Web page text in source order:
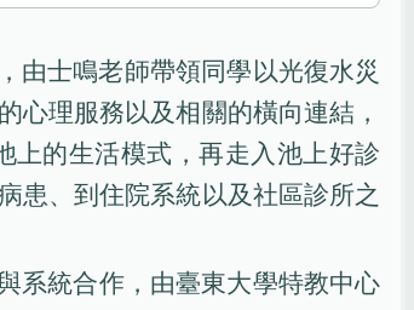
由士鳴老師帶領同學以光復水災
理服務以及相關的橫向連結，
上的生活模式，再走入池上好診
患、到住院系統以及社區診所之
系統合作，由臺東大學特教中心